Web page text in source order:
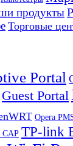
продукты
Торговые
Portal
Guest Portal
Opera
TP-link